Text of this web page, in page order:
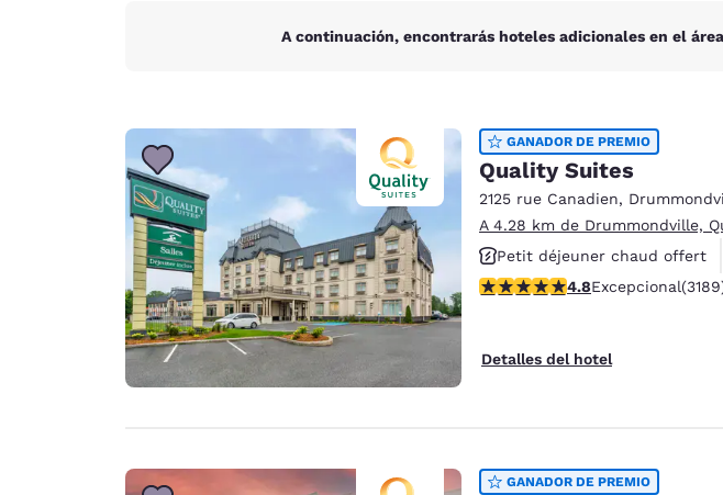
A continuación, encontrarás hoteles adicionales en el
GANADOR DE PREMIO
Quality Suites
2125 rue Canadien,
A 4.28 km de Drummondville,
Petit déjeuner chaud offert
Non-fumeurs
calificación de 4.78 estrellas.
4.8Excepcional
Detalles del hotel
GANADOR DE PREMIO